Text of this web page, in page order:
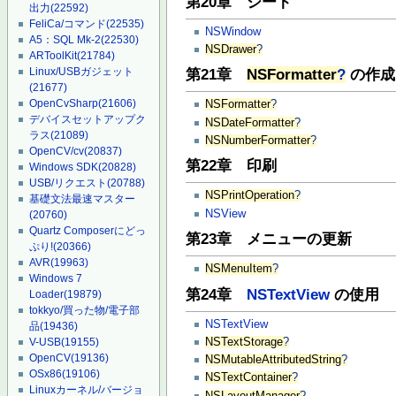
出力(22592)
FeliCa/コマンド(22535)
A5：SQL Mk-2(22530)
ARToolKit(21784)
Linux/USBガジェット
(21677)
OpenCvSharp(21606)
デバイスセットアップク
ラス(21089)
OpenCV/cv(20837)
Windows SDK(20828)
USB/リクエスト(20788)
基礎文法最速マスター
(20760)
Quartz Composerにどっ
ぷり!(20366)
AVR(19963)
Windows 7
Loader(19879)
tokkyo/買った物/電子部
品(19436)
V-USB(19155)
OpenCV(19136)
OSx86(19106)
Linuxカーネル/バージョ
NSWindow
NSDrawer?
第21章 NSFormatter? の作成
NSFormatter?
NSDateFormatter?
NSNumberFormatter?
第22章 印刷
NSPrintOperation?
NSView
第23章 メニューの更新
NSMenuItem?
第24章 NSTextViewの使用
NSTextView
NSTextStorage?
NSMutableAttributedString?
NSTextContainer?